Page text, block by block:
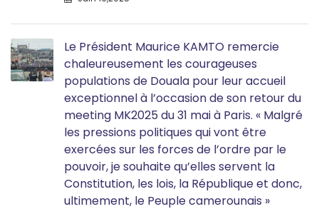
Le Président Maurice KAMTO remercie
chaleureusement les courageuses
populations de Douala pour leur accueil
exceptionnel à l’occasion de son retour du
meeting MK2025 du 31 mai à Paris. « Malgré
les pressions politiques qui vont être
exercées sur les forces de l’ordre par le
pouvoir, je souhaite qu’elles servent la
Constitution, les lois, la République et donc,
ultimement, le Peuple camerounais »